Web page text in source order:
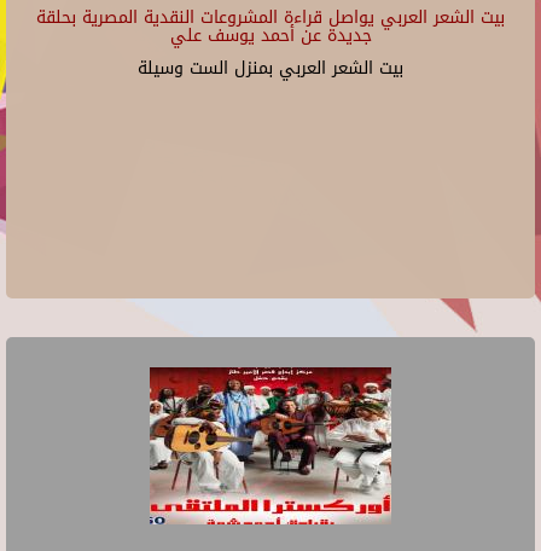
بيت الشعر العربي يواصل قراءة المشروعات النقدية المصرية بحلقة
جديدة عن أحمد يوسف علي
بيت الشعر العربي بمنزل الست وسيلة